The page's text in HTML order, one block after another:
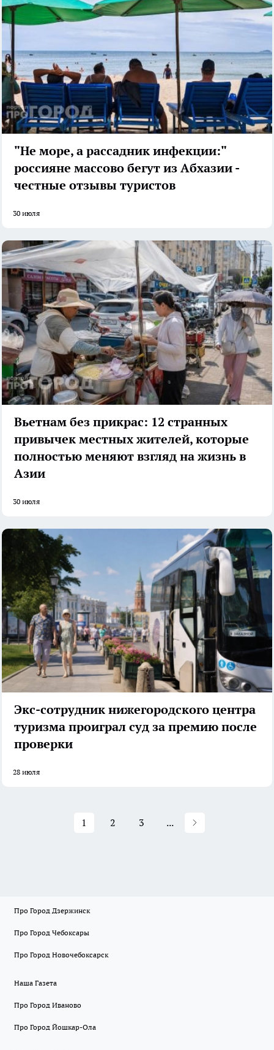
"Не море, а рассадник инфекции:"
россияне массово бегут из Абхазии -
честные отзывы туристов
30 июля
Вьетнам без прикрас: 12 странных
привычек местных жителей, которые
полностью меняют взгляд на жизнь в
Азии
30 июля
Экс-сотрудник нижегородского центра
туризма проиграл суд за премию после
проверки
28 июля
1 2 3 ...
Про Город Дзержинск
Про Город Чебоксары
Про Город Новочебоксарск
Наша Газета
Про Город Иваново
Про Город Йошкар-Ола